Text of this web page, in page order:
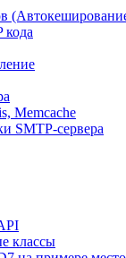
кода
Memcache
SMTP-сервера
классы